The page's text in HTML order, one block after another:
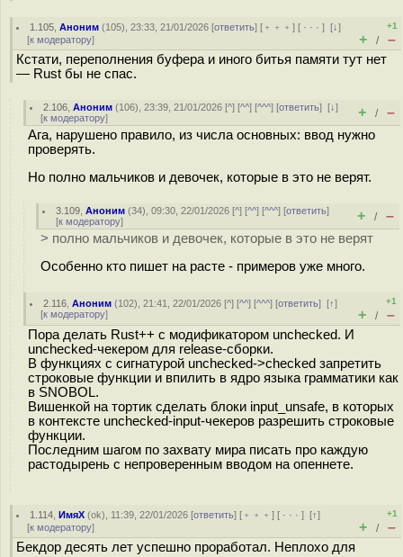
1.105 ,Аноним (105), 23:33, 21/01/2026 [ответить] [ ﹢﹢﹢] [ · · ·][↓]
[к модератору]
+1
+ / –
Кстати, переполнения буфера и иного битья памяти тут нет
— Rust бы не спас.
2.106 ,Аноним (106), 23:39, 21/01/2026 [^] [^^] [^^^] [ответить][↓]
[к модератору] + / –
Ага, нарушено правило, из числа основных: ввод нужно
проверять.
Но полно мальчиков и девочек, которые в это не верят.
3.109 ,Аноним (34), 09:30, 22/01/2026 [^] [^^] [^^^] [ответить]
[к модератору] + / –
> полно мальчиков и девочек, которые в это не верят
Особенно кто пишет на расте - примеров уже много.
2.116 ,Аноним (102), 21:41, 22/01/2026 [^] [^^] [^^^] [ответить][↑]
[к модератору]
+1
+ / –
Пора делать Rust++ с модификатором unchecked. И
unchecked-чекером для release-сборки.
В функциях с сигнатурой unchecked->checked запретить
строковые функции и впилить в ядро языка грамматики как
в SNOBOL.
Вишенкой на тортик сделать блоки input_unsafe, в которых
в контексте unchecked-input-чекеров разрешить строковые
функции.
Последним шагом по захвату мира писать про каждую
растодырень с непроверенным вводом на опеннете.
1.114 ,ИмяХ (ok), 11:39, 22/01/2026 [ответить] [ ﹢﹢﹢] [ · · ·][↑]
[к модератору]
+1
+ / –
Бекдор десять лет успешно проработал. Неплохо для